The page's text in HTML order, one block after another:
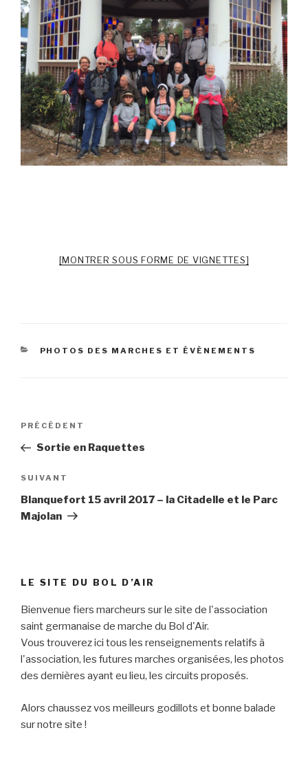
[MONTRER SOUS FORME DE VIGNETTES]
CATÉGORIES
PHOTOS DES MARCHES ET ÉVÈNEMENTS
Navigation
l’article
Article
précédent
PRÉCÉDENT
Sortie en Raquettes
Article
suivant
SUIVANT
Blanquefort 15 avril 2017 – la Citadelle et le Parc
Majolan
LE SITE DU BOL D’AIR
Bienvenue fiers marcheurs sur le site de l'association
saint germanaise de marche du Bol d'Air.
Vous trouverez ici tous les renseignements relatifs à
l'association, les futures marches organisées, les photos
des dernières ayant eu lieu, les circuits proposés.
Alors chaussez vos meilleurs godillots et bonne balade
sur notre site !